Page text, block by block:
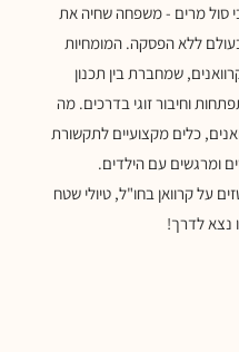
סול מרים - משפחה שחיה את
ללא הפסקה. המומחיות
שמחברת בין תכנון
וחיבור זוגי בדרכים. מה
כלים מקצועיים לתקשורת
ומרגשים עם הילדים.
על קרוואן בחו"ל, טיולי שטח
נצא לדרך!